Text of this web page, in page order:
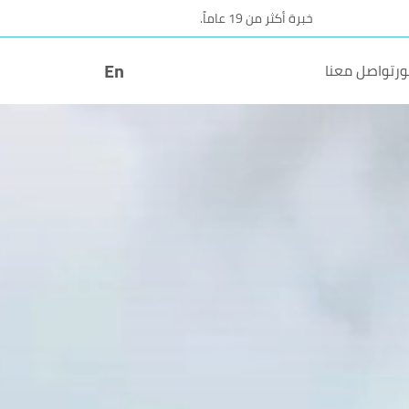
خبرة أكثر من 19 عاماً.
تواصل معنا En